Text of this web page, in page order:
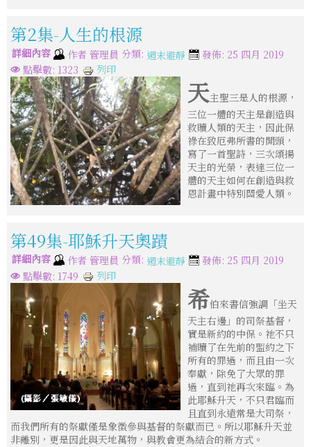
第2集-人生的根源
詳細內容 作者 管理員 分類: 週末避靜
發佈: 25 四月 2019
點擊數: 1323
列印
天主聖三是人的根源，
三位一體的天主是創造與
救贖人類的天主，因此保
祿在致厄弗所書的開頭，
寫了一首聖詩，三次頌揚
天主的光榮，表達三位一
體的天主如何在創造與救
恩計畫中特別關愛人類。
第49集-耶穌升天奧蹟
詳細內容 作者 管理員 分類: 週末避靜
發佈: 25 四月 2019
點擊數: 1749
列印
希伯來書信強調「坐天
天主右邊」的司祭基督，
實是新約的中保。祂不只
補贖了在先前的盟約之下
所有的罪過，而且由一次
奉獻，除免了大眾的罪
過，直到祂再次來臨。為
此耶穌升天，不只君臨而
且直到永遠常是大司祭，
而我們所有的祭獻僅是象徵參與基督的祭獻而已。所以耶穌升天並
非離別，更是因此與天地萬物，與教會更為結合的新方式。